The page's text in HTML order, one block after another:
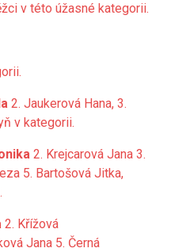
v této úžasné kategorii.
2. Jaukerová Hana, 3.
v kategorii.
2. Krejcarová Jana 3.
5. Bartošová Jitka,
2. Křížová
Jana 5. Černá